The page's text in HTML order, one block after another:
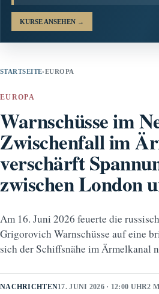
KURSE ANSEHEN →
STARTSEITE›EUROPA
EUROPA
Warnschüsse im
Zwischenfall im
verschärft
zwischen London
Am 16. Juni 2026 feuerte die
Grigorovich Warnschüsse auf eine
sich der Schiffsnähe im Ärmelkanal
NACHRICHTEN17. JUNI 2026 · 12:00 UHR2